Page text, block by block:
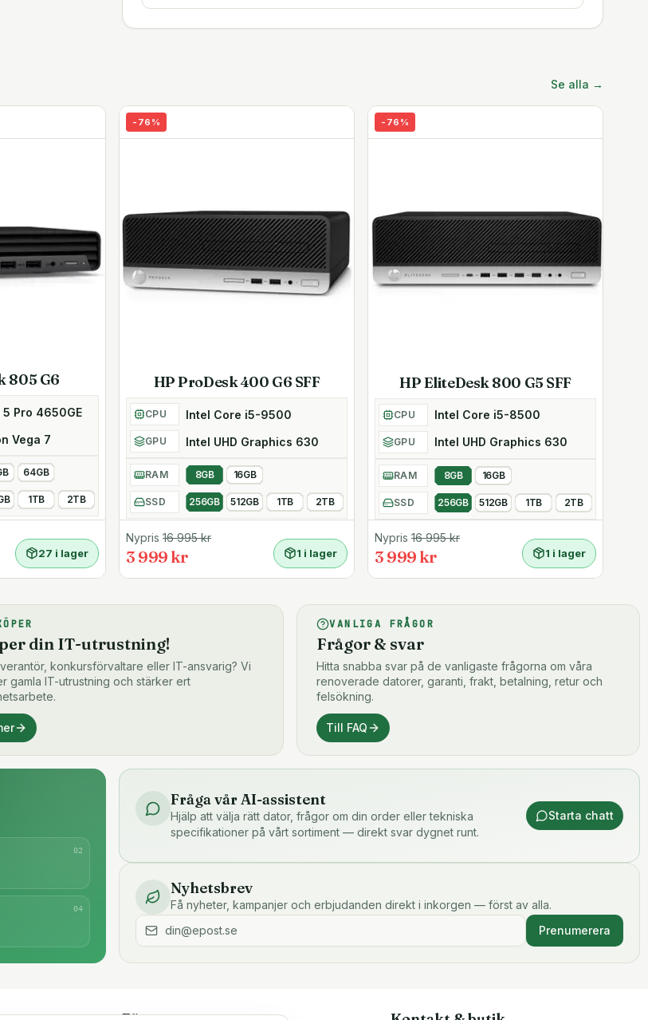
Se alla →
805 G6
5 Pro 4650GE
Vega 7
64GB
1TB 2TB
27 i lager
- 76 %
HP ProDesk 400 G6 SFF
CPU Intel Core i5-9500
GPU Intel UHD Graphics 630
RAM 8GB 16GB
SSD 256GB 512GB 1TB 2TB
Nypris 16 995kr
3 999 kr 1 i lager
- 76 %
HP EliteDesk 800 G5 SFF
CPU Intel Core i5-8500
GPU Intel UHD Graphics 630
RAM 8GB 16GB
SSD 256GB 512GB 1TB 2TB
Nypris 16 995kr
3 999 kr 1 i lager
din IT-utrustning!
konkursförvaltare eller IT-ansvarig? Vi
gamla IT-utrustning och stärker ert
VANLIGA FRÅGOR
Frågor & svar
Hitta snabba svar på de vanligaste frågorna om våra
renoverade datorer, garanti, frakt, betalning, retur och
felsökning.
Till FAQ
02
04
Fråga vår AI-assistent
Hjälp att välja rätt dator, frågor om din order eller tekniska
specifikationer på vårt sortiment — direkt svar dygnet runt.
Starta chatt
Nyhetsbrev
Få nyheter, kampanjer och erbjudanden direkt i inkorgen — först av alla.
Prenumerera